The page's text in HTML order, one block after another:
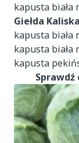
kapusta biała
Giełda Kaliska
kapusta
kapusta
kapusta